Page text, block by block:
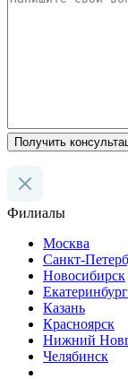
Получить
Филиалы
Москва
Санкт-
Новосибирск
Екатеринбург
Казань
Красноярск
Нижний
Челябинск